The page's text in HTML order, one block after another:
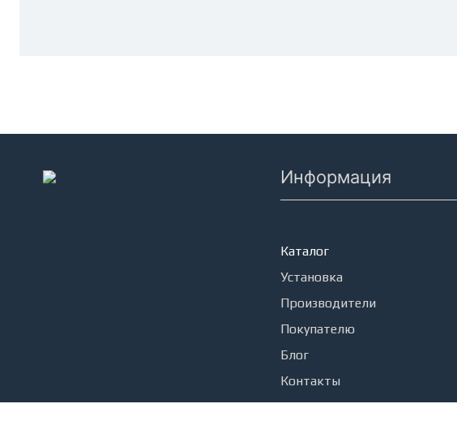
Информация
Каталог
Установка
Производители
Покупателю
Блог
Контакты